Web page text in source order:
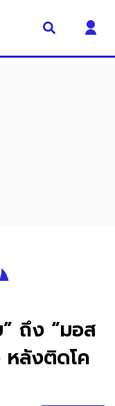
ถึง “มอส
ลังติดโค